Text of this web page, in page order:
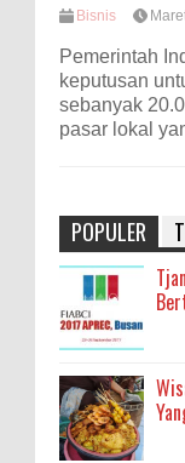
Bisnis
Pemerintah
keputusan
sebanyak
pasar lokal
POPULER